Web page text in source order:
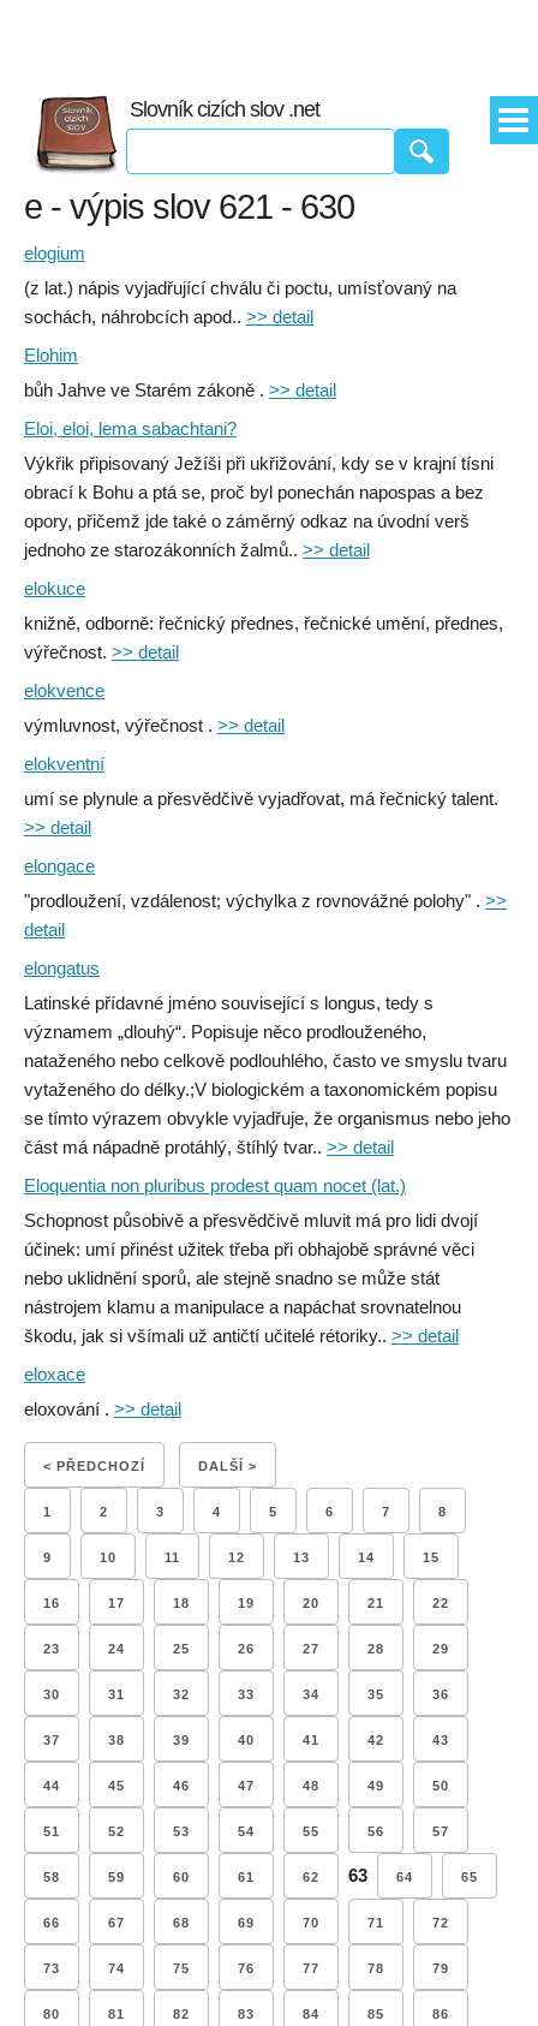
Slovník cizích slov .net
e - výpis slov 621 - 630
elogium
(z lat.) nápis vyjadřující chválu či poctu, umísťovaný na
sochách, náhrobcích apod.. >> detail
Elohim
bůh Jahve ve Starém zákoně . >> detail
Eloi, eloi, lema sabachtani?
Výkřik připisovaný Ježíši při ukřižování, kdy se v krajní tísni
obrací k Bohu a ptá se, proč byl ponechán napospas a bez
opory, přičemž jde také o záměrný odkaz na úvodní verš
jednoho ze starozákonních žalmů.. >> detail
elokuce
knižně, odborně: řečnický přednes, řečnické umění, přednes,
výřečnost. >> detail
elokvence
výmluvnost, výřečnost . >> detail
elokventní
umí se plynule a přesvědčivě vyjadřovat, má řečnický talent.
>> detail
elongace
"prodloužení, vzdálenost; výchylka z rovnovážné polohy" . >>
detail
elongatus
Latinské přídavné jméno související s longus, tedy s
významem „dlouhý“. Popisuje něco prodlouženého,
nataženého nebo celkově podlouhlého, často ve smyslu tvaru
vytaženého do délky.;V biologickém a taxonomickém popisu
se tímto výrazem obvykle vyjadřuje, že organismus nebo jeho
část má nápadně protáhlý, štíhlý tvar.. >> detail
Eloquentia non pluribus prodest quam nocet (lat.)
Schopnost působivě a přesvědčivě mluvit má pro lidi dvojí
účinek: umí přinést užitek třeba při obhajobě správné věci
nebo uklidnění sporů, ale stejně snadno se může stát
nástrojem klamu a manipulace a napáchat srovnatelnou
škodu, jak si všímali už antičtí učitelé rétoriky.. >> detail
eloxace
eloxování . >> detail
< PŘEDCHOZÍ DALŠÍ >
1 2 3 4 5 6 7 8
9 10 11 12 13 14 15
16 17 18 19 20 21 22
23 24 25 26 27 28 29
30 31 32 33 34 35 36
37 38 39 40 41 42 43
44 45 46 47 48 49 50
51 52 53 54 55 56 57
58 59 60 61 62 63 64 65
66 67 68 69 70 71 72
73 74 75 76 77 78 79
80 81 82 83 84 85 86